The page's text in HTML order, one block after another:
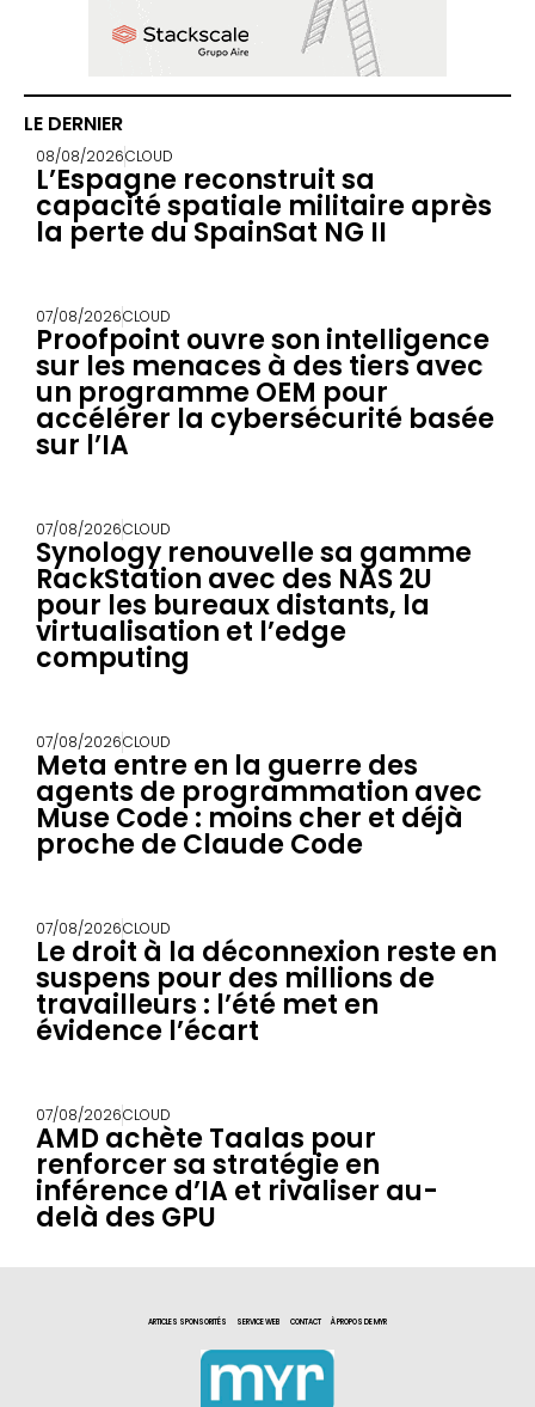
LE DERNIER
08/08/2026CLOUD
L’Espagne reconstruit sa
capacité spatiale militaire après
la perte du SpainSat NG II
07/08/2026CLOUD
Proofpoint ouvre son intelligence
sur les menaces à des tiers avec
un programme OEM pour
accélérer la cybersécurité basée
sur l’IA
07/08/2026CLOUD
Synology renouvelle sa gamme
RackStation avec des NAS 2U
pour les bureaux distants, la
virtualisation et l’edge
computing
07/08/2026CLOUD
Meta entre en la guerre des
agents de programmation avec
Muse Code : moins cher et déjà
proche de Claude Code
07/08/2026CLOUD
Le droit à la déconnexion reste en
suspens pour des millions de
travailleurs : l’été met en
évidence l’écart
07/08/2026CLOUD
AMD achète Taalas pour
renforcer sa stratégie en
inférence d’IA et rivaliser au-
delà des GPU
ARTICLES SPONSORITÉS SERVICE WEB CONTACT À PROPOS DE MYR